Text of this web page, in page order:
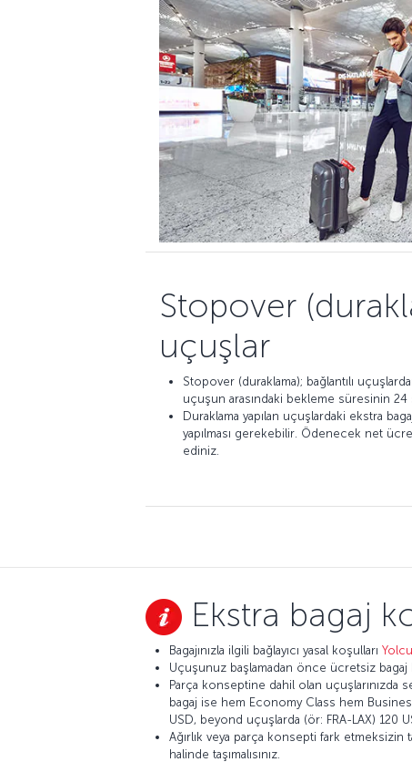
Stopover
uçuşlar
Stopover (duraklama); bağlantılı
uçuşun arasındaki bekleme süresinin 24
Duraklama yapılan uçuşlardaki ekstra
yapılması gerekebilir. Ödenecek net
ediniz.
Ekstra bagaj
Bagajınızla ilgili bağlayıcı yasal koşulları
Uçuşunuz başlamadan önce ücretsiz bagaj
Parça konseptine dahil olan uçuşlarınızda
bagaj ise hem Economy Class hem
USD, beyond uçuşlarda (ör: FRA-LAX) 120
Ağırlık veya parça konsepti fark etmeksizin
halinde taşımalısınız.